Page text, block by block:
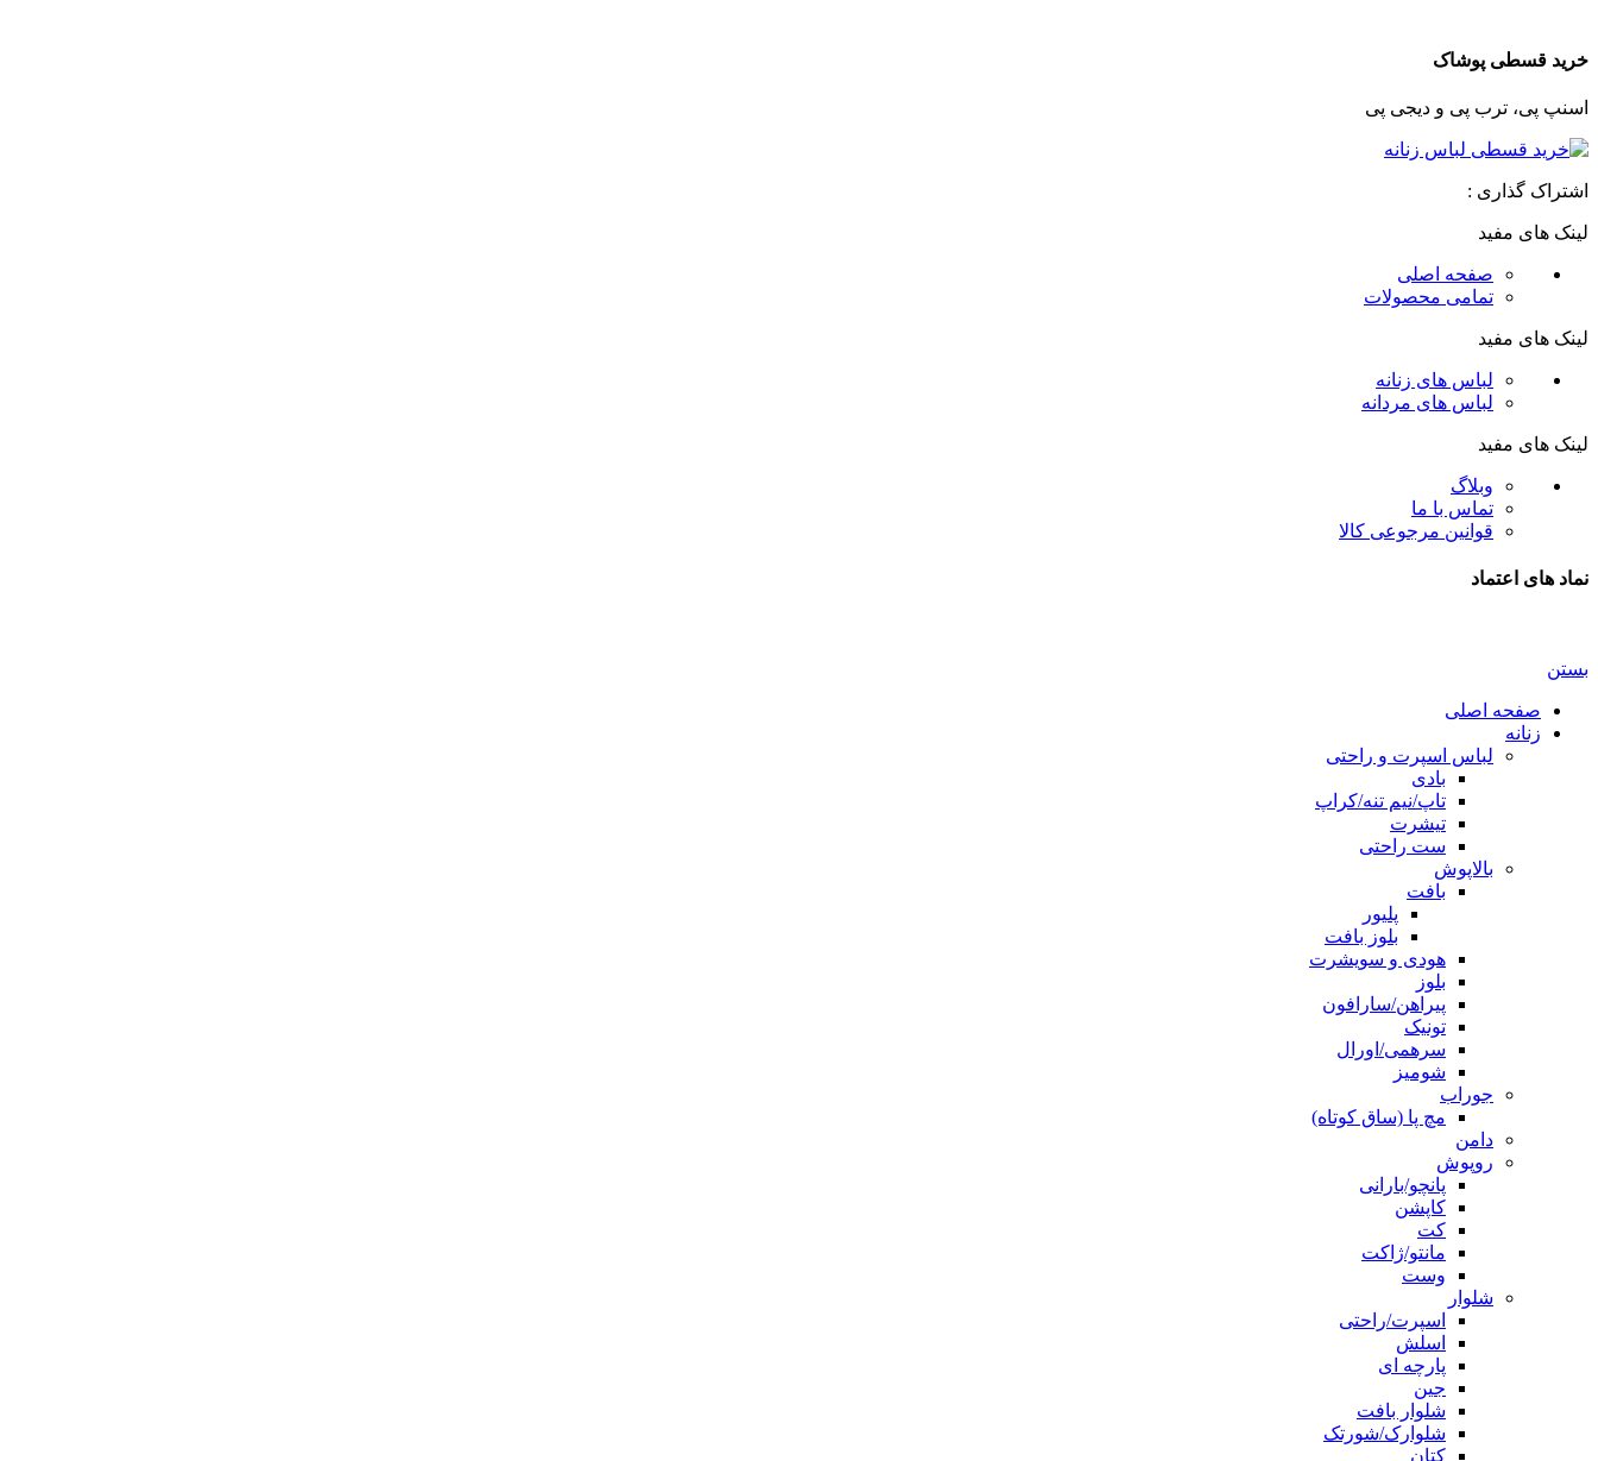
خرید قسطی پوشاک
اسنپ پی، ترب پی و دیجی پی
اشتراک گذاری :
لینک های مفید
صفحه اصلی
تمامی محصولات
لینک های مفید
لباس های زنانه
لباس های مردانه
لینک های مفید
وبلاگ
تماس با ما
قوانین مرجوعی کالا
نماد های اعتماد
بستن
صفحه اصلی
زنانه
لباس اسپرت و راحتی
بادی
تاپ/نیم تنه/کراپ
تیشرت
ست راحتی
بالاپوش
بافت
پلیور
بلوز بافت
هودی و سویشرت
بلوز
پیراهن/سارافون
تونیک
سرهمی/اورال
شومیز
جوراب
مچ پا (ساق کوتاه)
دامن
روپوش
پانچو/بارانی
کاپشن
کت
مانتو/ژاکت
وست
شلوار
اسپرت/راحتی
اسلش
پارچه ای
جین
شلوار بافت
شلوارک/شورتک
کتان